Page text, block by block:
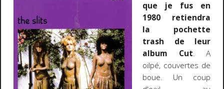
que je fus en
1980 retiendra
la pochette
trash de leur
album Cut. A
oilpé, couvertes de
boue. Un coup